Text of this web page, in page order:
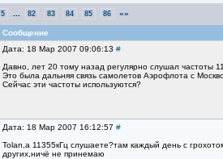
5 82 83 84 85 86 »»
Сообщение
Дата: 18 Мар 2007 09:06:13 #
Давно, лет 20 тому назад регулярно слушал частоты
Это была дальняя связь самолетов Аэрофлота с
Сейчас эти частоты используются?
Дата: 18 Мар 2007 16:12:57 #
Tolan,а 11355кГц слушаете?там каждый день с
других,ничё не принемаю